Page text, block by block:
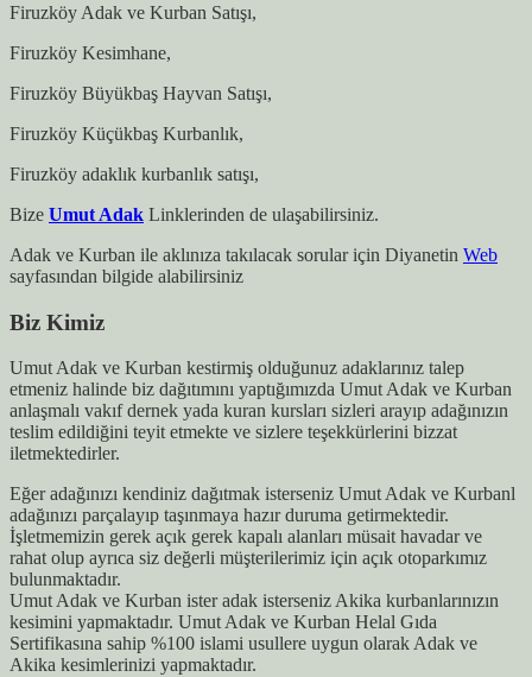
Firuzköy Adak ve Kurban Satışı,
Firuzköy Kesimhane,
Firuzköy Büyükbaş Hayvan Satışı,
Firuzköy Küçükbaş Kurbanlık,
Firuzköy adaklık kurbanlık satışı,
Bize Umut Adak Linklerinden de ulaşabilirsiniz.
Adak ve Kurban ile aklınıza takılacak sorular için Diyanetin Web
sayfasından bilgide alabilirsiniz
Biz Kimiz
Umut Adak ve Kurban kestirmiş olduğunuz adaklarınız talep
etmeniz halinde biz dağıtımını yaptığımızda Umut Adak ve Kurban
anlaşmalı vakıf dernek yada kuran kursları sizleri arayıp adağınızın
teslim edildiğini teyit etmekte ve sizlere teşekkürlerini bizzat
iletmektedirler.
Eğer adağınızı kendiniz dağıtmak isterseniz Umut Adak ve Kurbanl
adağınızı parçalayıp taşınmaya hazır duruma getirmektedir.
İşletmemizin gerek açık gerek kapalı alanları müsait havadar ve
rahat olup ayrıca siz değerli müşterilerimiz için açık otoparkımız
bulunmaktadır.
Umut Adak ve Kurban ister adak isterseniz Akika kurbanlarınızın
kesimini yapmaktadır. Umut Adak ve Kurban Helal Gıda
Sertifikasına sahip %100 islami usullere uygun olarak Adak ve
Akika kesimlerinizi yapmaktadır.